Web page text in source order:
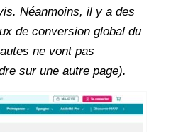
Néanmoins, il y a des
de conversion global du
ne vont pas
sur une autre page).